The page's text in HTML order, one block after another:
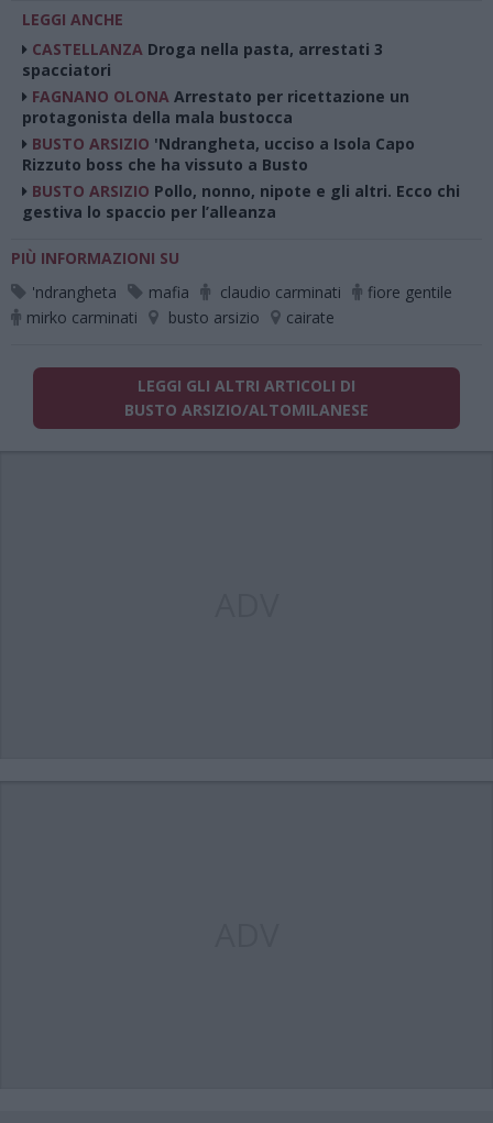
LEGGI ANCHE
CASTELLANZA Droga nella pasta, arrestati 3
spacciatori
FAGNANO OLONA Arrestato per ricettazione un
protagonista della mala bustocca
BUSTO ARSIZIO 'Ndrangheta, ucciso a Isola Capo
Rizzuto boss che ha vissuto a Busto
BUSTO ARSIZIO Pollo, nonno, nipote e gli altri. Ecco chi
gestiva lo spaccio per l’alleanza
PIÙ INFORMAZIONI SU
'ndrangheta
mafia claudio carminati
fiore gentile
mirko carminati
busto arsizio cairate
LEGGI GLI ALTRI ARTICOLI DI
BUSTO ARSIZIO/ALTOMILANESE